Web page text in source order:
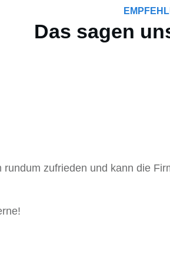
Das sagen
zufrieden und kann die